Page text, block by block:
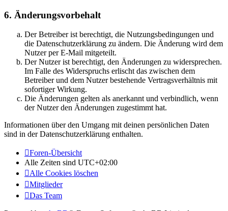
6. Änderungsvorbehalt
Der Betreiber ist berechtigt, die Nutzungsbedingungen und
die Datenschutzerklärung zu ändern. Die Änderung wird dem
Nutzer per E-Mail mitgeteilt.
Der Nutzer ist berechtigt, den Änderungen zu widersprechen.
Im Falle des Widerspruchs erlischt das zwischen dem
Betreiber und dem Nutzer bestehende Vertragsverhältnis mit
sofortiger Wirkung.
Die Änderungen gelten als anerkannt und verbindlich, wenn
der Nutzer den Änderungen zugestimmt hat.
Informationen über den Umgang mit deinen persönlichen Daten
sind in der Datenschutzerklärung enthalten.
Foren-Übersicht
Alle Zeiten sind UTC+02:00
Alle Cookies löschen
Mitglieder
Das Team